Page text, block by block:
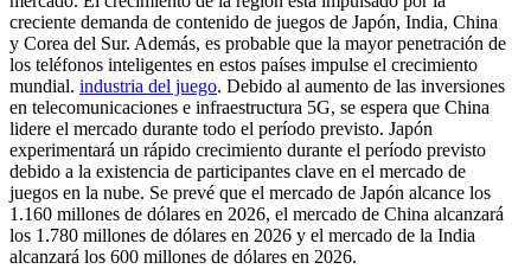
creciente demanda de contenido de juegos de Japón, India, China
y Corea del Sur. Además, es probable que la mayor penetración de
los teléfonos inteligentes en estos países impulse el crecimiento
mundial. industria del juego. Debido al aumento de las inversiones
en telecomunicaciones e infraestructura 5G, se espera que China
lidere el mercado durante todo el período previsto. Japón
experimentará un rápido crecimiento durante el período previsto
debido a la existencia de participantes clave en el mercado de
juegos en la nube. Se prevé que el mercado de Japón alcance los
1.160 millones de dólares en 2026, el mercado de China alcanzará
los 1.780 millones de dólares en 2026 y el mercado de la India
alcanzará los 600 millones de dólares en 2026.